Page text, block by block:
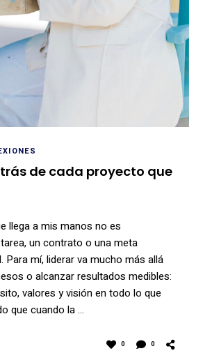
de cada proyecto que
llega a mis manos no es
un contrato o una meta
Para mí, liderar va mucho más allá
o alcanzar resultados medibles:
valores y visión en todo lo que
que cuando la …
0 0